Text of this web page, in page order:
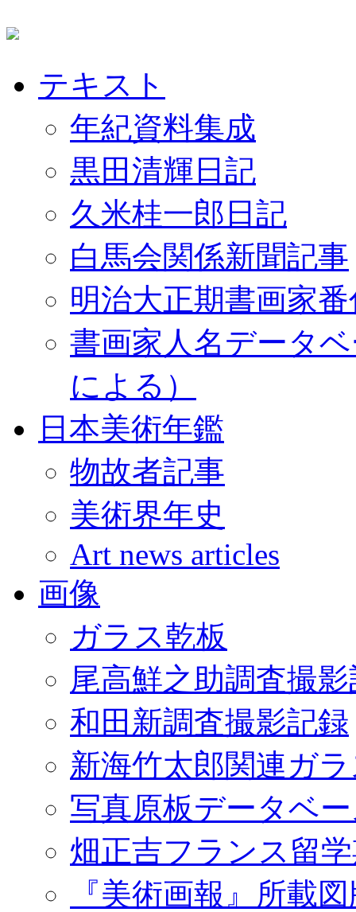
テキスト
年紀資料集成
黒田清輝日記
久米桂一郎日記
白馬会関係新聞記事
明治大正期書画家
書画家人名データ
による）
日本美術年鑑
物故者記事
美術界年史
Art news articles
画像
ガラス乾板
尾高鮮之助調査撮
和田新調査撮影記録
新海竹太郎関連ガ
写真原板データベ
畑正吉フランス留
『美術画報』所載